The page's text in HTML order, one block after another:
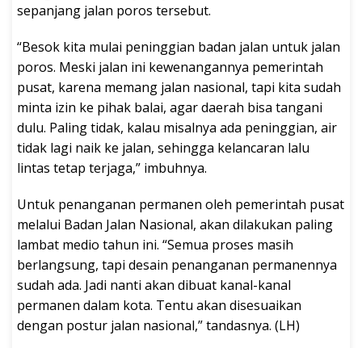
sepanjang jalan poros tersebut.
“Besok kita mulai peninggian badan jalan untuk jalan
poros. Meski jalan ini kewenangannya pemerintah
pusat, karena memang jalan nasional, tapi kita sudah
minta izin ke pihak balai, agar daerah bisa tangani
dulu. Paling tidak, kalau misalnya ada peninggian, air
tidak lagi naik ke jalan, sehingga kelancaran lalu
lintas tetap terjaga,” imbuhnya.
Untuk penanganan permanen oleh pemerintah pusat
melalui Badan Jalan Nasional, akan dilakukan paling
lambat medio tahun ini. “Semua proses masih
berlangsung, tapi desain penanganan permanennya
sudah ada. Jadi nanti akan dibuat kanal-kanal
permanen dalam kota. Tentu akan disesuaikan
dengan postur jalan nasional,” tandasnya. (LH)